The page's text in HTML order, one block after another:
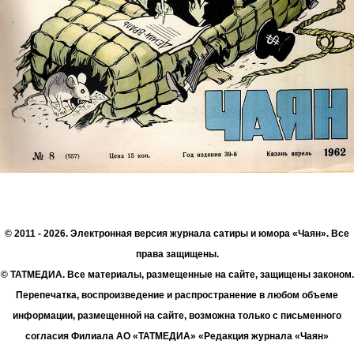
© 2011 - 2026. Электронная версия журнала сатиры и юмора «Чаян». Все
права защищены.
© ТАТМЕДИА. Все материалы, размещенные на сайте, защищены законом.
Перепечатка, воспроизведение и распространение в любом объеме
информации, размещенной на сайте, возможна только с письменного
согласия Филиала АО «ТАТМЕДИА» «Редакция журнала «Чаян»